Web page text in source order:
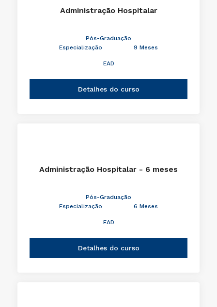
Administração Hospitalar
Pós-Graduação
Especialização
9 Meses
EAD
Detalhes do curso
Administração Hospitalar - 6 meses
Pós-Graduação
Especialização
6 Meses
EAD
Detalhes do curso